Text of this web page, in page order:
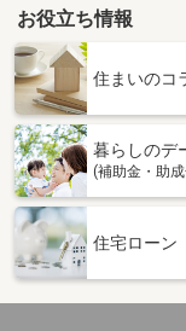
お役立ち情報
住まいのコ
暮らしのデ
(補助金・助
住宅ローン